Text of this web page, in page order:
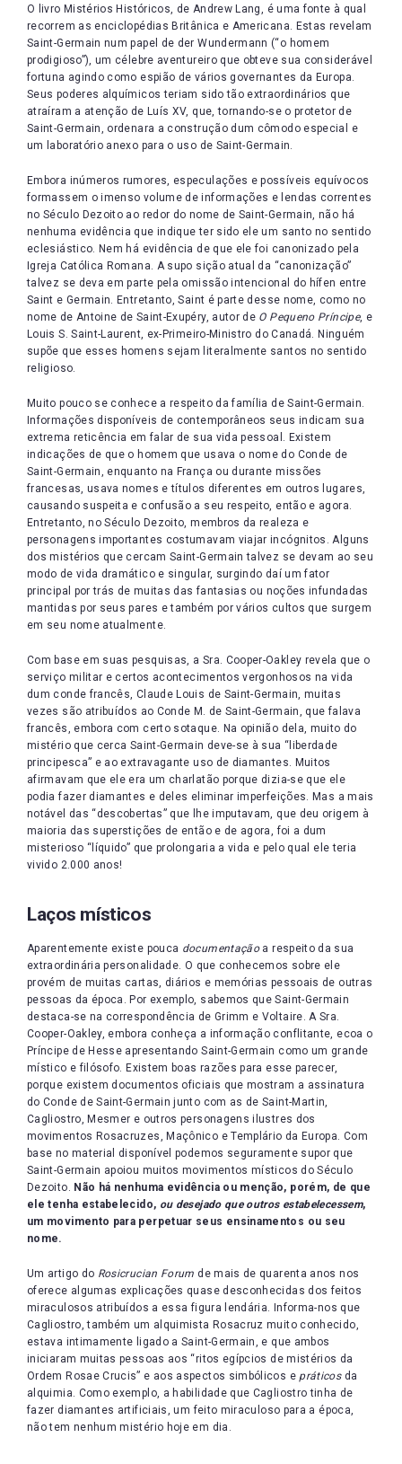
O livro Mistérios Históricos, de Andrew Lang, é uma fonte à qual
recorrem as enciclopédias Britânica e Americana. Estas revelam
Saint-Germain num papel de der Wundermann (“o homem
prodigioso”), um célebre aventureiro que obteve sua considerável
fortuna agindo como espião de vários governantes da Europa.
Seus poderes alquímicos teriam sido tão extraordinários que
atraíram a atenção de Luís XV, que, tornando-se o protetor de
Saint-Germain, ordenara a construção dum cômodo especial e
um laboratório anexo para o uso de Saint-Germain.
Embora inúmeros rumores, especulações e possíveis equívocos
formassem o imenso volume de informações e lendas correntes
no Século Dezoito ao redor do nome de Saint-Germain, não há
nenhuma evidência que indique ter sido ele um santo no sentido
eclesiástico. Nem há evidência de que ele foi canonizado pela
Igreja Católica Romana. A supo sição atual da “canonização”
talvez se deva em parte pela omissão intencional do hífen entre
Saint e Germain. Entretanto, Saint é parte desse nome, como no
nome de Antoine de Saint-Exupéry, autor de O Pequeno Príncipe, e
Louis S. Saint-Laurent, ex-Primeiro-Ministro do Canadá. Ninguém
supõe que esses homens sejam literalmente santos no sentido
religioso.
Muito pouco se conhece a respeito da família de Saint-Germain.
Informações disponíveis de contemporâneos seus indicam sua
extrema reticência em falar de sua vida pessoal. Existem
indicações de que o homem que usava o nome do Conde de
Saint-Germain, enquanto na França ou durante missões
francesas, usava nomes e títulos diferentes em outros lugares,
causando suspeita e confusão a seu respeito, então e agora.
Entretanto, no Século Dezoito, membros da realeza e
personagens importantes costumavam viajar incógnitos. Alguns
dos mistérios que cercam Saint-Germain talvez se devam ao seu
modo de vida dramático e singular, surgindo daí um fator
principal por trás de muitas das fantasias ou noções infundadas
mantidas por seus pares e também por vários cultos que surgem
em seu nome atualmente.
Com base em suas pesquisas, a Sra. Cooper-Oakley revela que o
serviço militar e certos acontecimentos vergonhosos na vida
dum conde francês, Claude Louis de Saint-Germain, muitas
vezes são atribuídos ao Conde M. de Saint-Germain, que falava
francês, embora com certo sotaque. Na opinião dela, muito do
mistério que cerca Saint-Germain deve-se à sua “liberdade
principesca” e ao extravagante uso de diamantes. Muitos
afirmavam que ele era um charlatão porque dizia-se que ele
podia fazer diamantes e deles eliminar imperfeições. Mas a mais
notável das “descobertas” que lhe imputavam, que deu origem à
maioria das superstições de então e de agora, foi a dum
misterioso “líquido” que prolongaria a vida e pelo qual ele teria
vivido 2.000 anos!
Laços místicos
Aparentemente existe pouca documentaçãoa respeito da sua
extraordinária personalidade. O que conhecemos sobre ele
provém de muitas cartas, diários e memórias pessoais de outras
pessoas da época. Por exemplo, sabemos que Saint-Germain
destaca-se na correspondência de Grimm e Voltaire. A Sra.
Cooper-Oakley, embora conheça a informação conflitante, ecoa o
Príncipe de Hesse apresentando Saint-Germain como um grande
místico e filósofo. Existem boas razões para esse parecer,
porque existem documentos oficiais que mostram a assinatura
do Conde de Saint-Germain junto com as de Saint-Martin,
Cagliostro, Mesmer e outros personagens ilustres dos
movimentos Rosacruzes, Maçônico e Templário da Europa. Com
base no material disponível podemos seguramente supor que
Saint-Germain apoiou muitos movimentos místicos do Século
Dezoito. Não há nenhuma evidência ou menção, porém, de que
ele tenha estabelecido, ou desejado que outros estabelecessem,
um movimento para perpetuar seus ensinamentos ou seu
nome.
Um artigo do Rosicrucian Forum de mais de quarenta anos nos
oferece algumas explicações quase desconhecidas dos feitos
miraculosos atribuídos a essa figura lendária. Informa-nos que
Cagliostro, também um alquimista Rosacruz muito conhecido,
estava intimamente ligado a Saint-Germain, e que ambos
iniciaram muitas pessoas aos “ritos egípcios de mistérios da
Ordem Rosae Crucis” e aos aspectos simbólicos e práticosda
alquimia. Como exemplo, a habilidade que Cagliostro tinha de
fazer diamantes artificiais, um feito miraculoso para a época,
não tem nenhum mistério hoje em dia.